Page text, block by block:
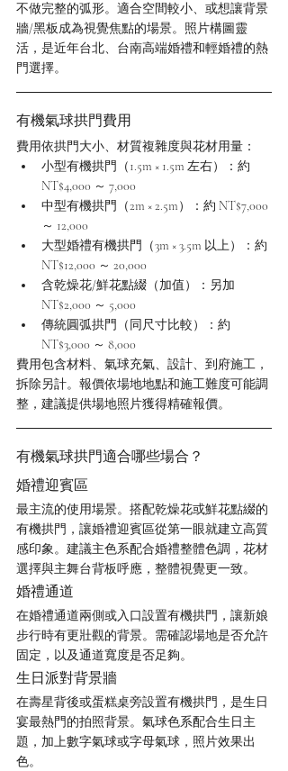
不做完整的弧形。適合空間較小、或想讓背景
牆/黑板成為視覺焦點的場景。照片構圖靈
活，是近年台北、台南高端婚禮和輕婚禮的熱
門選擇。
有機氣球拱門費用
費用依拱門大小、材質複雜度與花材用量：
小型有機拱門（1.5m × 1.5m 左右）：約
NT$4,000 ～ 7,000
中型有機拱門（2m × 2.5m）：約 NT$7,000
～ 12,000
大型婚禮有機拱門（3m × 3.5m 以上）：約
NT$12,000 ～ 20,000
含乾燥花/鮮花點綴（加值）：另加
NT$2,000 ～ 5,000
傳統圓弧拱門（同尺寸比較）：約
NT$3,000 ～ 8,000
費用包含材料、氣球充氣、設計、到府施工，
拆除另計。報價依場地地點和施工難度可能調
整，建議提供場地照片獲得精確報價。
有機氣球拱門適合哪些場合？
婚禮迎賓區
最主流的使用場景。搭配乾燥花或鮮花點綴的
有機拱門，讓婚禮迎賓區從第一眼就建立高質
感印象。建議主色系配合婚禮整體色調，花材
選擇與主舞台背板呼應，整體視覺更一致。
婚禮通道
在婚禮通道兩側或入口設置有機拱門，讓新娘
步行時有更壯觀的背景。需確認場地是否允許
固定，以及通道寬度是否足夠。
生日派對背景牆
在壽星背後或蛋糕桌旁設置有機拱門，是生日
宴最熱門的拍照背景。氣球色系配合生日主
題，加上數字氣球或字母氣球，照片效果出
色。